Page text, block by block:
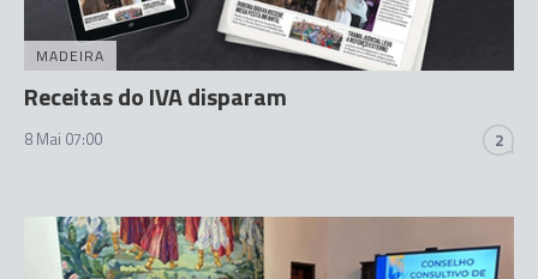
MADEIRA
Receitas do IVA disparam
8 Mai 07:00 2